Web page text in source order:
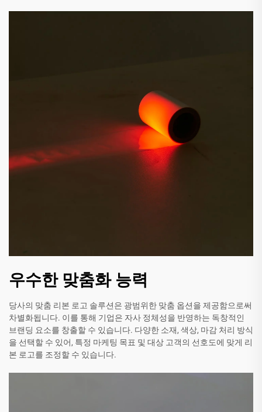
우수한 맞춤화 능력
당사의 맞춤 리본 로고 솔루션은 광범위한 맞춤 옵션을 제공함으로써
차별화됩니다. 이를 통해 기업은 자사 정체성을 반영하는 독창적인
브랜딩 요소를 창출할 수 있습니다. 다양한 소재, 색상, 마감 처리 방식
을 선택할 수 있어, 특정 마케팅 목표 및 대상 고객의 선호도에 맞게 리
본 로고를 조정할 수 있습니다.